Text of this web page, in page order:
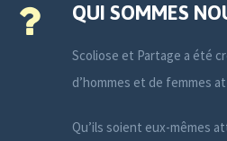
QUI SOMMES
Scoliose et Partage a été
d’hommes et de femmes
Qu’ils soient eux-mêmes